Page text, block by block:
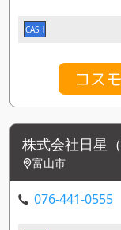
CASH
コス
株式会社日星
富山市
076-441-0555